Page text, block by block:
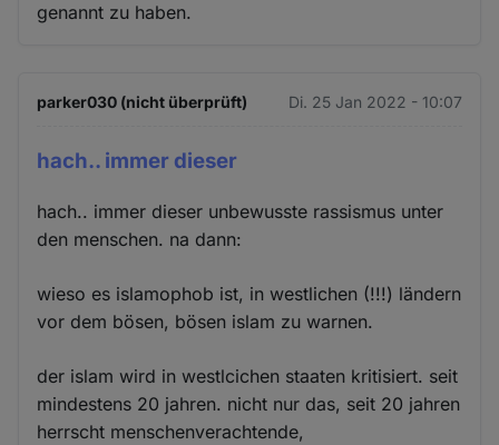
genannt zu haben.
parker030 (nicht überprüft) Di. 25 Jan 2022 - 10:07
hach.. immer dieser
hach.. immer dieser unbewusste rassismus unter
den menschen. na dann:
wieso es islamophob ist, in westlichen (!!!) ländern
vor dem bösen, bösen islam zu warnen.
der islam wird in westlcichen staaten kritisiert. seit
mindestens 20 jahren. nicht nur das, seit 20 jahren
herrscht menschenverachtende,